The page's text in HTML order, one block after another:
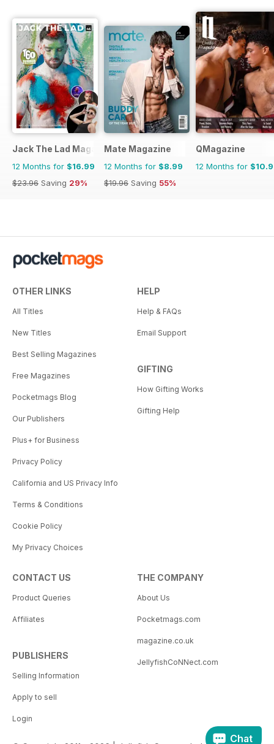
Jack The Lad Magazine
12 Months for $16.99
$23.96 Saving 29%
Mate Magazine
12 Months for $8.99
$19.96 Saving 55%
QMagazine
12 Months for
OTHER LINKS
All Titles
New Titles
Best Selling Magazines
Free Magazines
Pocketmags Blog
Our Publishers
Plus+ for Business
Privacy Policy
California and US Privacy Info
Terms & Conditions
Cookie Policy
My Privacy Choices
HELP
Help & FAQs
Email Support
GIFTING
How Gifting Works
Gifting Help
CONTACT US
Product Queries
Affiliates
PUBLISHERS
Selling Information
Apply to sell
Login
THE COMPANY
About Us
Pocketmags.com
magazine.co.uk
JellyfishCoNNect.com
Chat